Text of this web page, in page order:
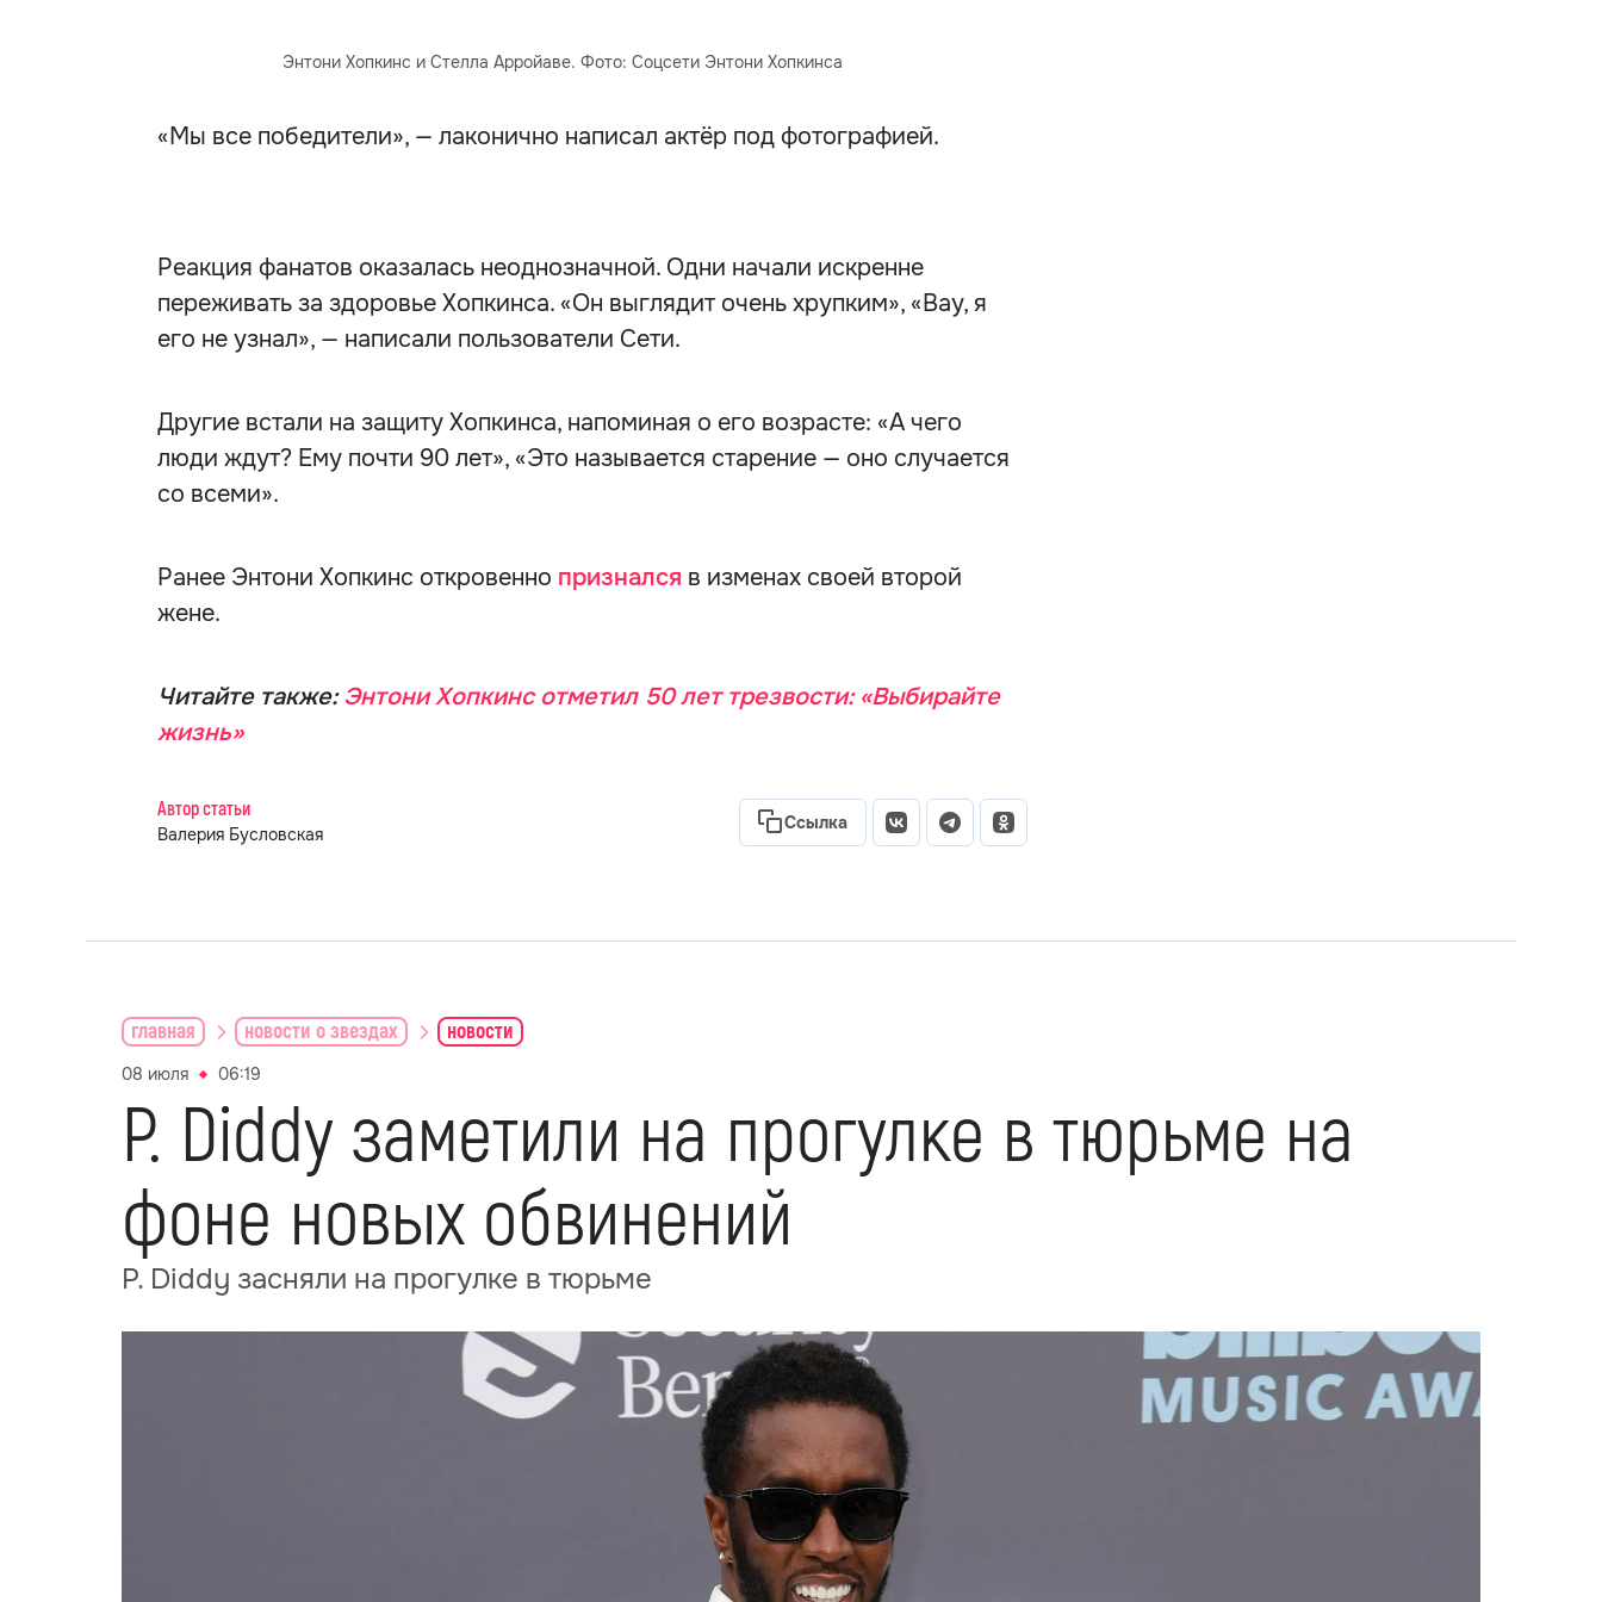
Энтони Хопкинс и Стелла Арройаве. Фото: Соцсети Энтони Хопкинса
«Мы все победители», — лаконично написал актёр под фотографией.
Реакция фанатов оказалась неоднозначной. Одни начали искренне
переживать за здоровье Хопкинса. «Он выглядит очень хрупким», «Вау, я
его не узнал», — написали пользователи Сети.
Другие встали на защиту Хопкинса, напоминая о его возрасте: «А чего
люди ждут? Ему почти 90 лет», «Это называется старение — оно случается
со всеми».
Ранее Энтони Хопкинс откровенно признался в изменах своей второй
жене.
Читайте также:Энтони Хопкинс отметил 50 лет трезвости: «Выбирайте
жизнь»
Автор статьи
Валерия Бусловская
Ссылка
главная новости о звездах новости
08 июля 06:19
P. Diddy заметили на прогулке в тюрьме на
фоне новых обвинений
P. Diddy засняли на прогулке в тюрьме